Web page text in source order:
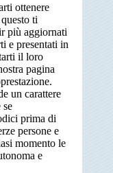
ottenere
ti
più aggiornati
e presentati in
il loro
pagina
un carattere
se
prima di
persone e
momento le
e